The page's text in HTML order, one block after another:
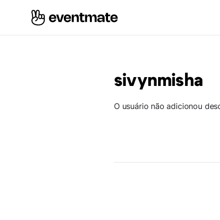
sivynmisha
O usuário não adicionou